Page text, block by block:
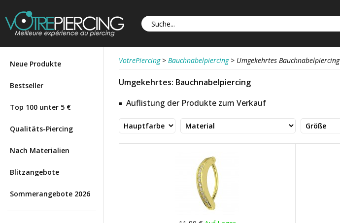
Neue Produkte
Bestseller
Top 100 unter 5 €
Qualitäts-Piercing
Nach Materialien
Blitzangebote
Sommerangebote 2026
VotrePiercing > Bauchnabelpiercing > Umgekehrtes Bauchnabelpiercing
Umgekehrtes: Bauchnabelpiercing
Auflistung der Produkte zum Verkauf